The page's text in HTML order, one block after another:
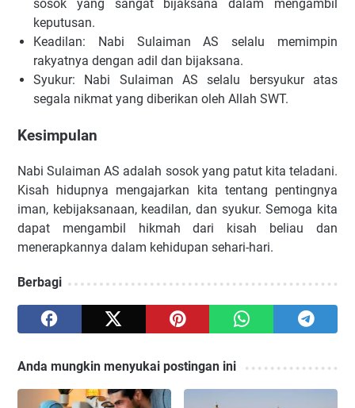
sosok yang sangat bijaksana dalam mengambil
keputusan.
Keadilan: Nabi Sulaiman AS selalu memimpin
rakyatnya dengan adil dan bijaksana.
Syukur: Nabi Sulaiman AS selalu bersyukur atas
segala nikmat yang diberikan oleh Allah SWT.
Kesimpulan
Nabi Sulaiman AS adalah sosok yang patut kita teladani.
Kisah hidupnya mengajarkan kita tentang pentingnya
iman, kebijaksanaan, keadilan, dan syukur. Semoga kita
dapat mengambil hikmah dari kisah beliau dan
menerapkannya dalam kehidupan sehari-hari.
Berbagi
Anda mungkin menyukai postingan ini